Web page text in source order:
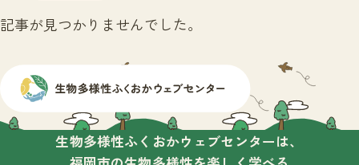
記事が見つかりませんでした。
生物多様性ふくおかウェブセンターは、